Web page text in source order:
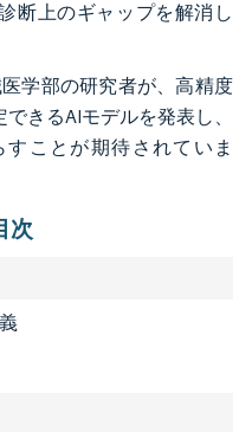
断上のギャップを解消し
学部の研究者が、高精度
きるAIモデルを発表し、
ことが期待されていま
次